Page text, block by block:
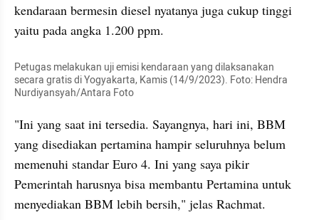
kendaraan bermesin diesel nyatanya juga cukup tinggi
yaitu pada angka 1.200 ppm.
Petugas melakukan uji emisi kendaraan yang dilaksanakan
secara gratis di Yogyakarta, Kamis (14/9/2023). Foto: Hendra
Nurdiyansyah/Antara Foto
"Ini yang saat ini tersedia. Sayangnya, hari ini, BBM
yang disediakan pertamina hampir seluruhnya belum
memenuhi standar Euro 4. Ini yang saya pikir
Pemerintah harusnya bisa membantu Pertamina untuk
menyediakan BBM lebih bersih," jelas Rachmat.